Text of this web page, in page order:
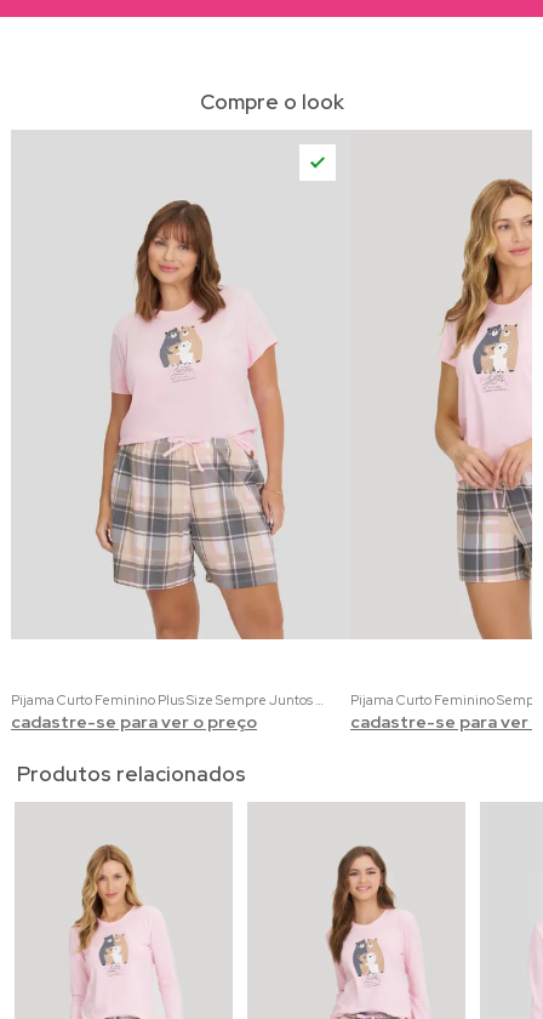
Compre o look
Pijama Curto Feminino Plus Size Sempre Juntos | 100% Algodão com Estampa de Ursinhos
cadastre-se para ver o preço cadastre-se para ver
Produtos relacionados